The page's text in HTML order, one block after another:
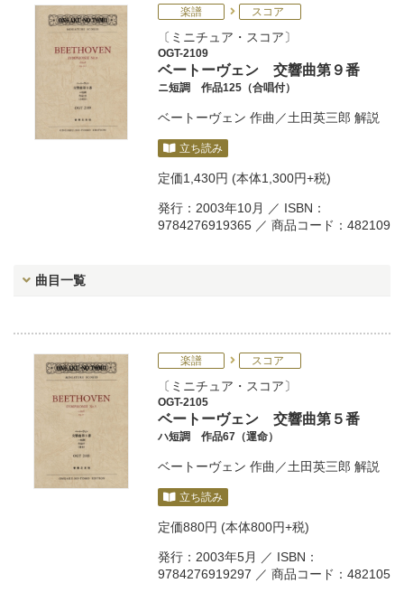
楽譜 スコア
ミニチュア・スコア
OGT-2109
ベートーヴェン 交響曲第９番
ニ短調 作品125（合唱付）
ベートーヴェン 作曲／土田英三郎 解説
立ち読み
定価1,430円 (本体1,300円+税)
発行：2003年10月 ／ ISBN：
9784276919365 ／ 商品コード：482109
曲目一覧
楽譜 スコア
ミニチュア・スコア
OGT-2105
ベートーヴェン 交響曲第５番
ハ短調 作品67（運命）
ベートーヴェン 作曲／土田英三郎 解説
立ち読み
定価880円 (本体800円+税)
発行：2003年5月 ／ ISBN：
9784276919297 ／ 商品コード：482105